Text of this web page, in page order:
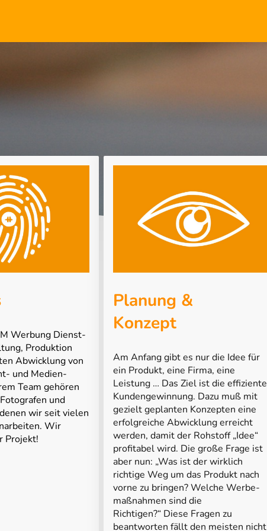
Werbung Dienst-
Produktion
Abwicklung von
und Medien-
Team gehören
und
wir seit vielen
Wir
Projekt!
Planung &
Konzept
Am Anfang gibt es nur die Idee für
ein Produkt, eine Firma, eine
Leistung … Das Ziel ist die effiziente
Kundengewinnung. Dazu muß mit
gezielt geplanten Konzepten eine
erfolgreiche Abwicklung erreicht
werden, damit der Rohstoff „Idee“
profitabel wird. Die große Frage ist
aber nun: „Was ist der wirklich
richtige Weg um das Produkt nach
vorne zu bringen? Welche Werbe-
maßnahmen sind die
Richtigen?“ Diese Fragen zu
beantworten fällt den meisten nicht